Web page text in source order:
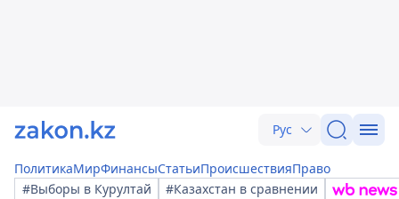
Рус
ПолитикаМирФинансыСтатьиПроисшествияПраво
#Выборы в Курултай
#Казахстан в сравнении